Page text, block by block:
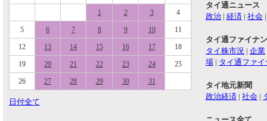
1 2 3 4
5 6 7 8 9 10 11
12 13 14 15 16 17 18
19 20 21 22 23 24 25
26 27 28 29 30 31
日付全て
タイ通ニュース
政治 | 経済 | 社会
タイ通ファイナ
タイ株市況 | 企業
場 | タイ通ファ
タイ地元新聞
政治経済 | 社会 |